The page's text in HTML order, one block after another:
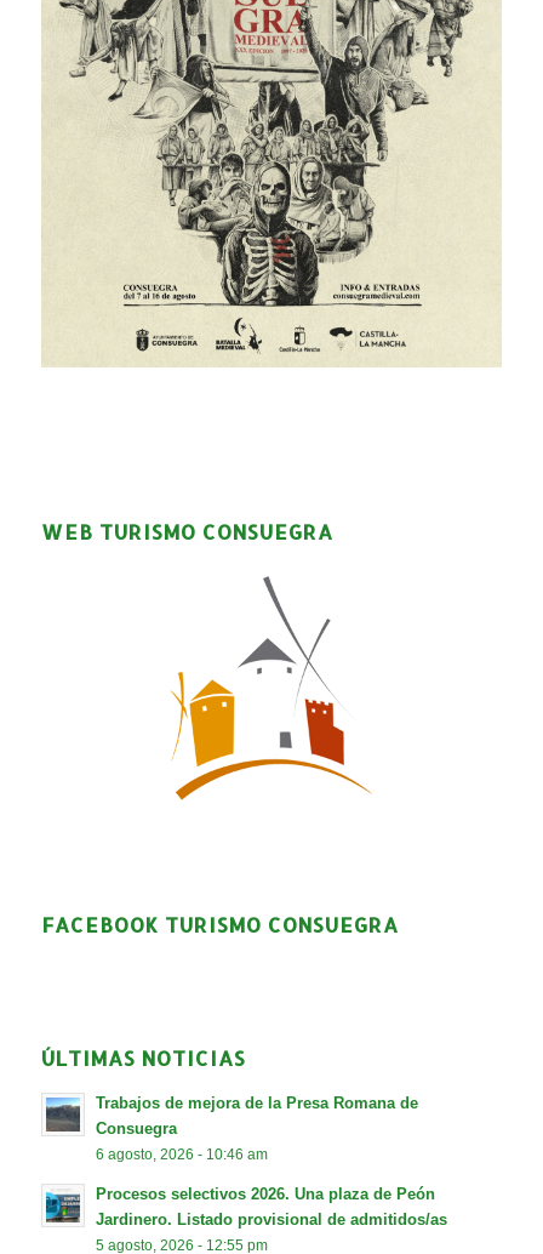
WEB TURISMO CONSUEGRA
FACEBOOK TURISMO CONSUEGRA
ÚLTIMAS NOTICIAS
Trabajos de mejora de la Presa Romana de
Consuegra
6 agosto, 2026 - 10:46 am
Procesos selectivos 2026. Una plaza de Peón
Jardinero. Listado provisional de admitidos/as
5 agosto, 2026 - 12:55 pm